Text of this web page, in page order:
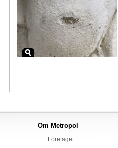
Om Metropol
Företaget